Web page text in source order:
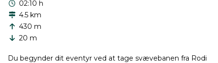
02:10 h
4.5 km
430 m
20 m
Du begynder dit eventyr ved at tage svævebanen fra Rodi